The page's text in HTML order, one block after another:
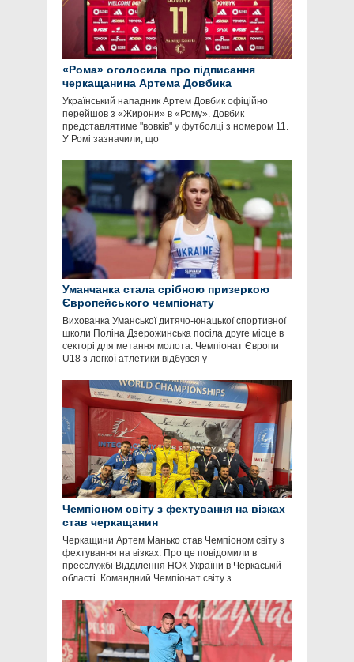
«Рома» оголосила про підписання
черкащанина Артема Довбика
Український нападник Артем Довбик офіційно
перейшов з «Жирони» в «Рому». Довбик
представлятиме "вовків" у футболці з номером 11.
У Ромі зазначили, що
Уманчанка стала срібною призеркою
Європейського чемпіонату
Вихованка Уманської дитячо-юнацької спортивної
школи Поліна Дзерожинська посіла друге місце в
секторі для метання молота. Чемпіонат Європи
U18 з легкої атлетики відбувся у
Чемпіоном світу з фехтування на візках
став черкащанин
Черкащини Артем Манько став Чемпіоном світу з
фехтування на візках. Про це повідомили в
пресслужбі Відділення НОК України в Черкаській
області. Командний Чемпіонат світу з